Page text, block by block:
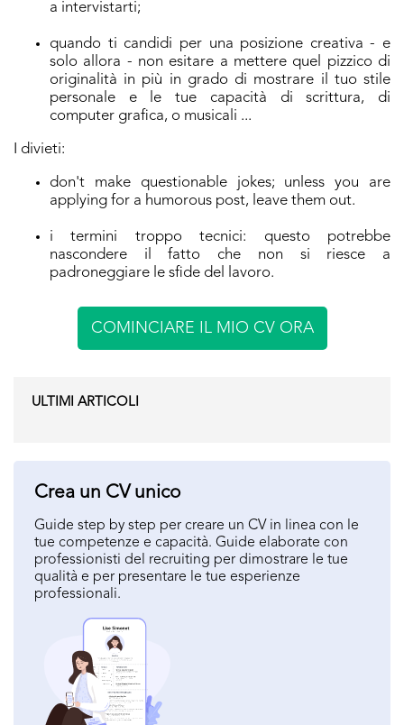
ULTIMI ARTICOLI
Crea un CV unico
Guide step by step per creare un CV in linea con le
tue competenze e capacità. Guide elaborate con
professionisti del recruiting per dimostrare le tue
qualità e per presentare le tue esperienze
professionali.
a intervistarti;
quando ti candidi per una posizione creativa - e
solo allora - non esitare a mettere quel pizzico di
originalità in più in grado di mostrare il tuo stile
personale e le tue capacità di scrittura, di
computer grafica, o musicali ...
I divieti:
don't make questionable jokes; unless you are
applying for a humorous post, leave them out.
i termini troppo tecnici: questo potrebbe
nascondere il fatto che non si riesce a
padroneggiare le sfide del lavoro.
COMINCIARE IL MIO CV ORA